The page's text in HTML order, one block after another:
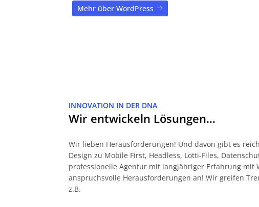
Mehr über WordPress
INNOVATION IN DER DNA
Wir entwickeln Lösungen…
Wir lieben Herausforderungen! Und davon gibt es
Design zu Mobile First, Headless, Lotti-Files,
professionelle Agentur mit langjähriger Erfahrung mit
anspruchsvolle Herausforderungen an! Wir greifen
z.B.